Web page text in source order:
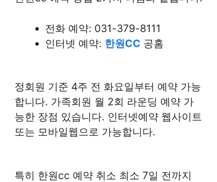
전화 예약: 031-379-8111
인터넷 예약: 한원CC 공홈
정회원 기준 4주 전 화요일부터 예약 가능
합니다. 가족회원 월 2회 라운딩 예약 가
능한 장점 있습니다. 인터넷예약 웹사이트
또는 모바일웹으로 가능합니다.
특히 한원cc 예약 취소 최소 7일 전까지